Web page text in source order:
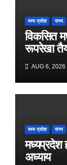
मध्य प्रदेश राज्य
विकसित
रूपरेखा
AUG 6, 2026
मध्य प्रदेश राज्य
मध्यप्रदेश
अध्याय